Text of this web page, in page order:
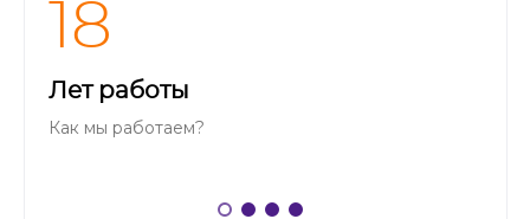
18
Лет работы
Как мы работаем?